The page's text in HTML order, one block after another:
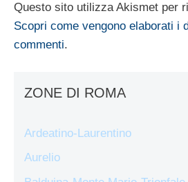
Questo sito utilizza Akismet per
Scopri come vengono elaborati i
commenti.
ZONE DI ROMA
Ardeatino-Laurentino
Aurelio